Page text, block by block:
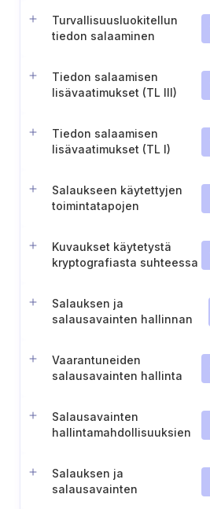
Turvallisuusluokitellun
tiedon salaaminen
ulkopuolelle (TL IV)
Tiedon salaamisen
lisävaatimukset (TL III)
Tiedon salaamisen
lisävaatimukset (TL I)
Salaukseen käytettyjen
toimintatapojen
Kuvaukset käytetystä
kryptografiasta suhteessa
Salauksen ja
salausavainten hallinnan
Vaarantuneiden
salausavainten hallinta
Salausavainten
hallintamahdollisuuksien
Salauksen ja
salausavainten